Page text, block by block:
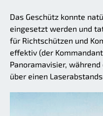
Das Geschütz konnte
eingesetzt werden und
für Richtschützen und
effektiv (der
Panoramavisier,
über einen